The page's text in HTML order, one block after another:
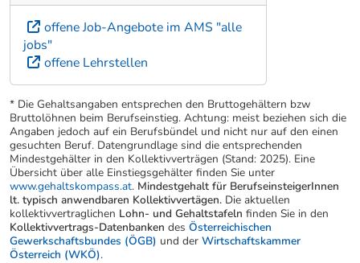
offene Job-Angebote im AMS "alle
jobs"
offene Lehrstellen
* Die Gehaltsangaben entsprechen den Bruttogehältern bzw
Bruttolöhnen beim Berufseinstieg. Achtung: meist beziehen sich die
Angaben jedoch auf ein Berufsbündel und nicht nur auf den einen
gesuchten Beruf. Datengrundlage sind die entsprechenden
Mindestgehälter in den Kollektivverträgen (Stand: 2025). Eine
Übersicht über alle Einstiegsgehälter finden Sie unter
www.gehaltskompass.at. Mindestgehalt für BerufseinsteigerInnen
lt. typisch anwendbaren Kollektivvertägen. Die aktuellen
kollektivvertraglichen Lohn- und Gehaltstafeln finden Sie in den
Kollektivvertrags-Datenbanken des Österreichischen
Gewerkschaftsbundes (ÖGB) und der Wirtschaftskammer
Österreich (WKÖ).